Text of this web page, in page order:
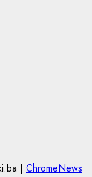
| ChromeNews